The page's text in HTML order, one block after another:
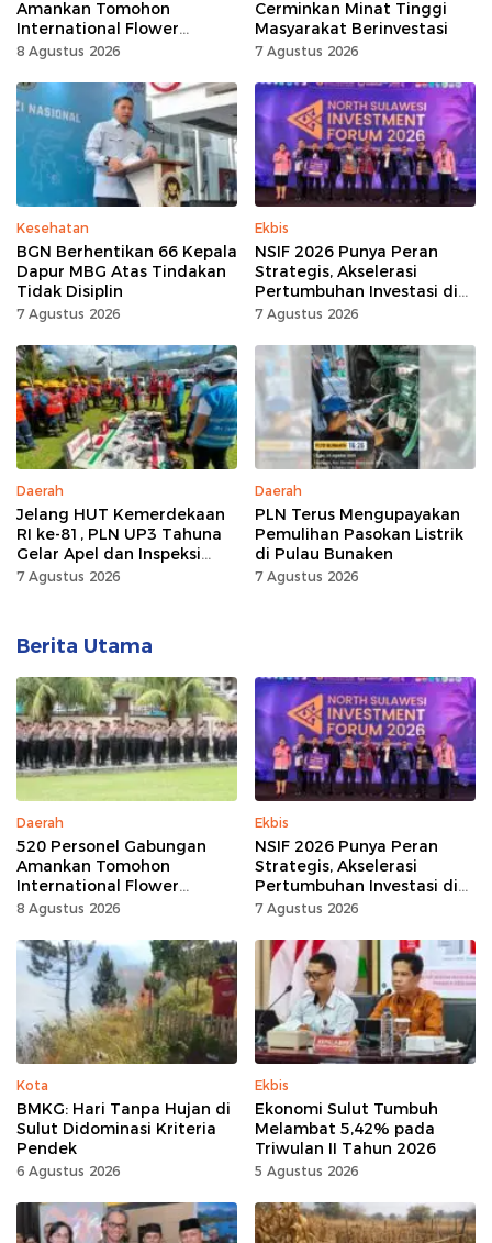
Amankan Tomohon
International Flower
Festival
8 Agustus 2026
Cerminkan Minat Tinggi
Masyarakat Berinvestasi
7 Agustus 2026
Kesehatan
BGN Berhentikan 66 Kepala
Dapur MBG Atas Tindakan
Tidak Disiplin
7 Agustus 2026
Ekbis
NSIF 2026 Punya Peran
Strategis, Akselerasi
Pertumbuhan Investasi di
Sulut
7 Agustus 2026
Daerah
Jelang HUT Kemerdekaan
RI ke-81, PLN UP3 Tahuna
Gelar Apel dan Inspeksi
Peralatan, Pastikan
7 Agustus 2026
Daerah
PLN Terus Mengupayakan
Pemulihan Pasokan Listrik
di Pulau Bunaken
7 Agustus 2026
Berita Utama
Daerah
520 Personel Gabungan
Amankan Tomohon
International Flower
Festival
8 Agustus 2026
Ekbis
NSIF 2026 Punya Peran
Strategis, Akselerasi
Pertumbuhan Investasi di
Sulut
7 Agustus 2026
Kota
BMKG: Hari Tanpa Hujan di
Sulut Didominasi Kriteria
Pendek
6 Agustus 2026
Ekbis
Ekonomi Sulut Tumbuh
Melambat 5,42% pada
Triwulan II Tahun 2026
5 Agustus 2026